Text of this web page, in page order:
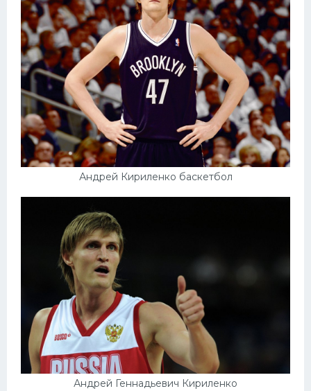
Андрей Кириленко баскетбол
Андрей Геннадьевич Кириленко